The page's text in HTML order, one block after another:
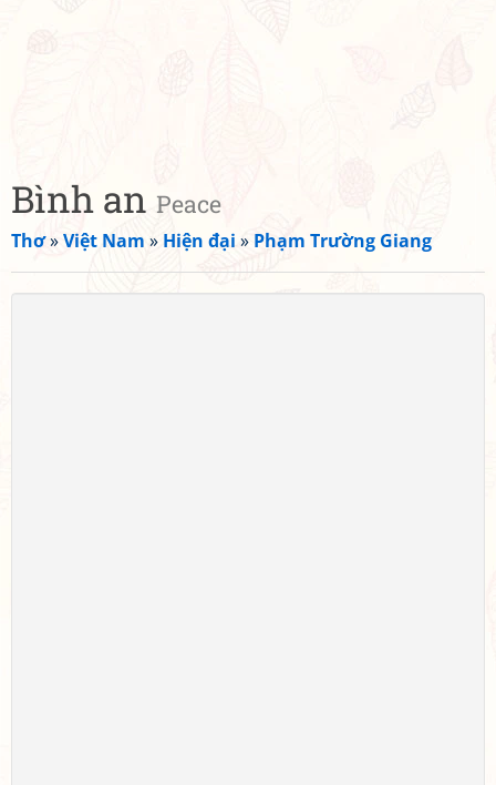
Bình an Peace
Thơ»Việt Nam » Hiện đại » Phạm Trường Giang